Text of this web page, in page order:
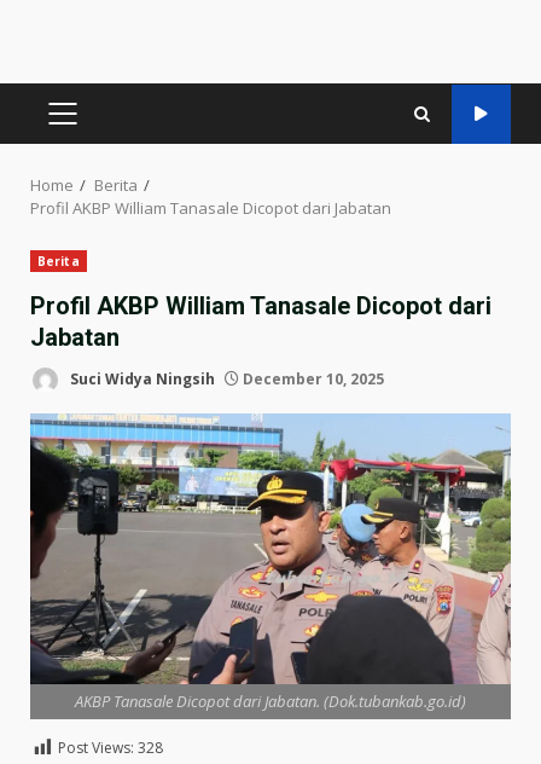
PRIMARY
Home
Berita
Profil AKBP William Tanasale Dicopot dari Jabatan
Berita
Profil AKBP William Tanasale Dicopot dari
Jabatan
Suci Widya Ningsih December 10, 2025
AKBP Tanasale Dicopot dari Jabatan. (Dok.tubankab.go.id)
Post Views: 328